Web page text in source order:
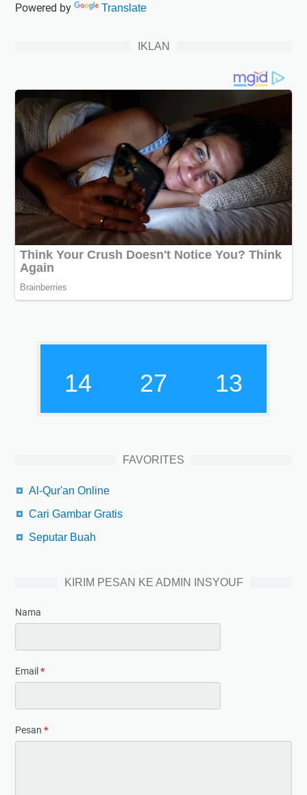
Powered by Translate
IKLAN
14 27 14
FAVORITES
Al-Qur'an Online
Cari Gambar Gratis
Seputar Buah
KIRIM PESAN KE ADMIN INSYOUF
Nama
Email *
Pesan *